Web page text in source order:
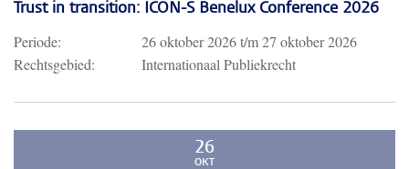
Trust in transition: ICON-S Benelux Conference 2026
Periode: 26 oktober 2026t/m27 oktober 2026
Rechtsgebied:
Internationaal Publiekrecht
26
OKT